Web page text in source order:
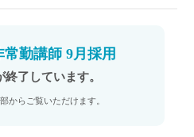
勤講師 9月採用
了しています。
からご覧いただけます。